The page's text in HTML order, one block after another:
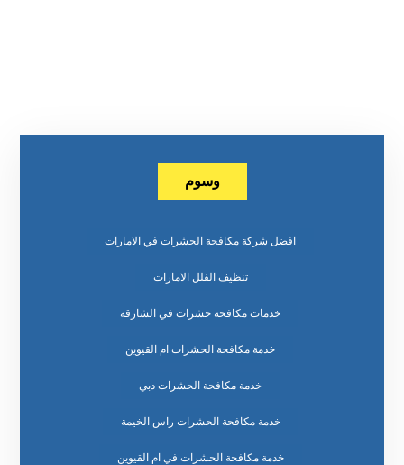
وسوم
افضل شركة مكافحة الحشرات في الامارات
تنظيف الفلل الامارات
خدمات مكافحة حشرات في الشارقة
خدمة مكافحة الحشرات ام القيوين
خدمة مكافحة الحشرات دبي
خدمة مكافحة الحشرات راس الخيمة
خدمة مكافحة الحشرات في ام القيوين